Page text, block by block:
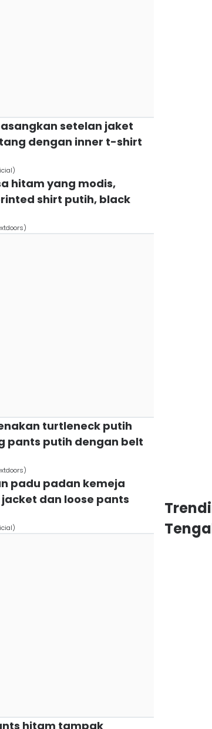
setelan jaket
dengan inner t-shirt
hitam yang modis,
shirt putih, black
turtleneck putih
pants putih dengan belt
padu padan kemeja
dan loose pants
hitam tampak